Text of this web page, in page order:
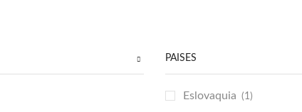
PAÍSES
Eslovaquia (1)